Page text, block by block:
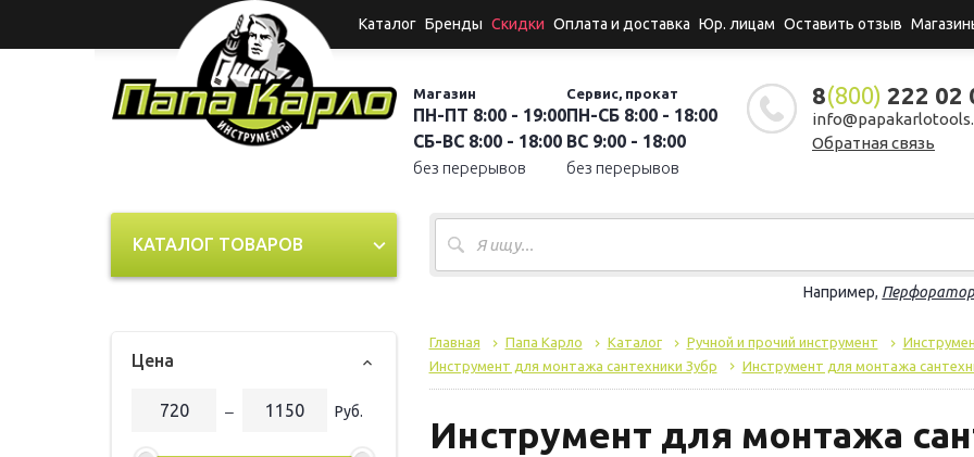
Каталог Бренды Скидки Оплата и доставка Юр. лицам Оставить отзыв
Магазин
ПН-ПТ 8:00 - 19:00
СБ-ВС 8:00 - 18:00
без перерывов
Сервис, прокат
ПН-СБ 8:00 - 18:00
ВС 9:00 - 18:00
без перерывов
8(800) 222 02
Обратная связь
Например, Перфоратор
КАТАЛОГ ТОВАРОВ
Цена
‒ Руб.
Главная Папа Карло Каталог Ручной и прочий инструмент
Инструмент для монтажа сантехники Зубр
Инструмент для монтажа
Инструмент для монтажа